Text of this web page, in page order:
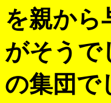
を親から
がそうで
の集団で